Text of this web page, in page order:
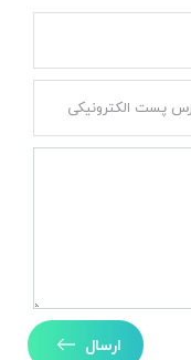
ارسال